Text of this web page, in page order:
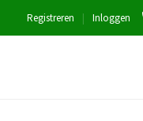
Inloggen
|
Registreren